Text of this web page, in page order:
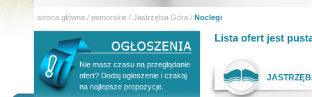
strona główna / pomorskie / Jastrzębia Góra / Noclegi
Nie masz czasu na przeglądanie
ofert? Dodaj ogłoszenie i czakaj
na najlepsze propozycje.
Lista ofert jest